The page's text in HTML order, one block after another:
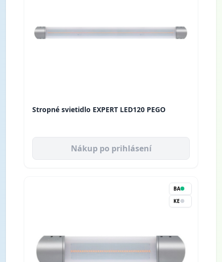
Stropné svietidlo EXPERT LED120 PEGO
Nákup po prihlásení
BA
KE